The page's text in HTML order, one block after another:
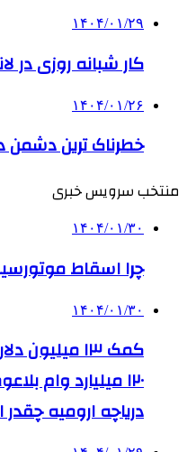
۱۴۰۴/۰۱/۲۹
کار شبانه روزی در
۱۴۰۴/۰۱/۲۶
خطرناک ترین
منتخب سرویس خبری
۱۴۰۴/۰۱/۳۰
چرا اسقاط
۱۴۰۴/۰۱/۳۰
کمک‌ ۱۳
۱۲۰ میلیارد وام
دریاچه ارومیه